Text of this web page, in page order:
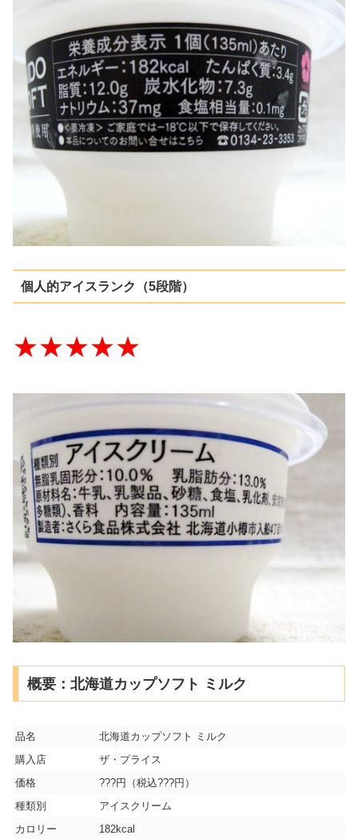
個人的アイスランク（5段階）
★★★★★
概要：北海道カップソフト ミルク
品名
北海道カップソフト ミルク
購入店
ザ・プライス
価格
???円（税込???円）
種類別
アイスクリーム
カロリー
182kcal